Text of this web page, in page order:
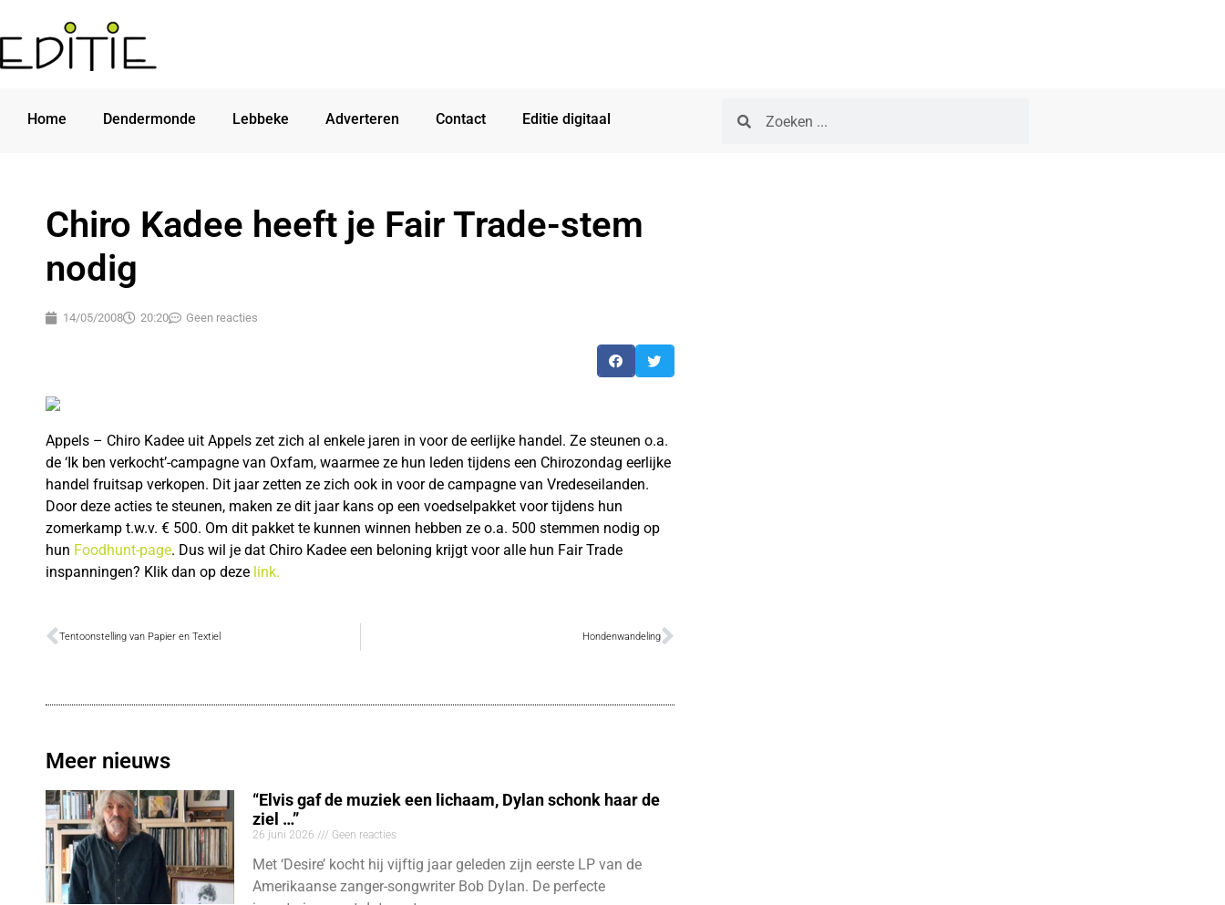
Home Dendermonde Lebbeke Adverteren Contact Editie digitaal
Chiro Kadee heeft je Fair Trade-stem
nodig
14/05/2008 20:20 Geen reacties
Appels – Chiro Kadee uit Appels zet zich al enkele jaren in voor de eerlijke handel. Ze steunen o.a.
de ‘Ik ben verkocht’-campagne van Oxfam, waarmee ze hun leden tijdens een Chirozondag eerlijke
handel fruitsap verkopen. Dit jaar zetten ze zich ook in voor de campagne van Vredeseilanden.
Door deze acties te steunen, maken ze dit jaar kans op een voedselpakket voor tijdens hun
zomerkamp t.w.v. € 500. Om dit pakket te kunnen winnen hebben ze o.a. 500 stemmen nodig op
hun Foodhunt-page. Dus wil je dat Chiro Kadee een beloning krijgt voor alle hun Fair Trade
inspanningen? Klik dan op deze link.
Tentoonstelling van Papier en Textiel Hondenwandeling
Meer nieuws
“Elvis gaf de muziek een lichaam, Dylan schonk haar de
ziel …”
26 juni 2026 Geen reacties
Met ‘Desire’ kocht hij vijftig jaar geleden zijn eerste LP van de
Amerikaanse zanger-songwriter Bob Dylan. De perfecte